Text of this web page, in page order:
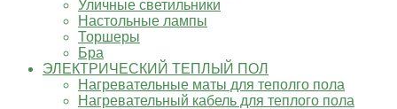
Уличные светильники
Настольные лампы
Торшеры
Бра
ЭЛЕКТРИЧЕСКИЙ ТЕПЛЫЙ ПОЛ
Нагревательные маты для теполго пола
Нагревательный кабель для теплого пола